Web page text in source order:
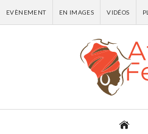
EVÈNEMENT EN IMAGES VIDÉOS